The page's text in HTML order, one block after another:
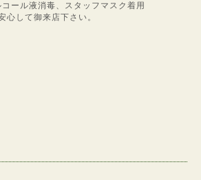
ール液消毒、スタッフマスク着用
心して御来店下さい。